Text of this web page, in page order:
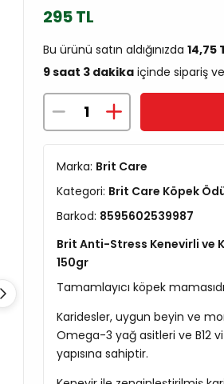
295 TL
Bu ürünü satın aldığınızda 14,75
9 saat 3 dakika içinde sipariş
Marka: Brit Care
Kategori: Brit Care Köpek
Barkod: 8595602539987
Brit Anti-Stress Kenevirli ve
150gr
Tamamlayıcı köpek
Karidesler, uygun beyin ve
Omega-3 yağ asitleri ve B12
yapısına sahiptir.